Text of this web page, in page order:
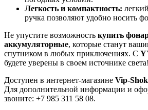
Легкость и компактность:
ручка позволяют удобно носить
Не упустите возможность купить
аккумуляторные, которые станут
спутником в любых приключениях. С
будете уверены в своем источнике света!
Доступен в интернет-магазине Vip-
Для дополнительной информации и
звоните: +7 985 311 58 08.